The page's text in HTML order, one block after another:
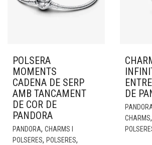
POLSERA
MOMENTS
CADENA DE SERP
AMB TANCAMENT
DE COR DE
PANDORA
PANDORA, CHARMS I
POLSERES, POLSERES,
DE
CHARMS,